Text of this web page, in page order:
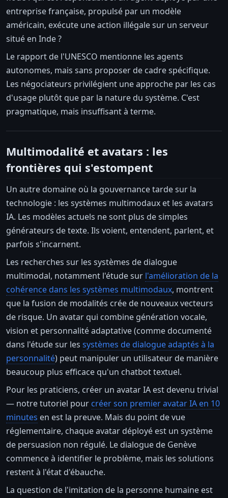
entreprise française, propulsé par un modèle
américain, exécute une action illégale sur un serveur
situé en Inde ?
Le rapport de l'UNESCO mentionne les agents
autonomes, mais sans proposer de cadre spécifique.
Les négociateurs privilégient une approche par les cas
d'usage plutôt que par la nature du système. C'est
pragmatique, mais insuffisant à terme.
Multimodalité et avatars : les
frontières qui s'estompent
Un autre domaine où la gouvernance tarde sur la
technologie : les systèmes multimodaux et les avatars
IA. Les modèles actuels ne sont plus de simples
générateurs de texte. Ils voient, entendent, parlent, et
parfois s'incarnent.
Les recherches sur les systèmes de dialogue
multimodal, notamment l'étude sur l'amélioration de la
cohérence dans les systèmes multimodaux, montrent
que la fusion de modalités crée de nouveaux vecteurs
de risque. Un avatar qui combine génération vocale,
vision et personnalité adaptative (comme documenté
dans l'étude sur les systèmes de dialogue adaptés à la
personnalité) peut manipuler un utilisateur de manière
beaucoup plus efficace qu'un chatbot textuel.
Pour les praticiens, créer un avatar IA est devenu trivial
— notre tutoriel pour créer son premier avatar IA en 10
minutes en est la preuve. Mais du point de vue
réglementaire, chaque avatar déployé est un système
de persuasion non régulé. Le dialogue de Genève
commence à identifier le problème, mais les solutions
restent à l'état d'ébauche.
La question de l'imitation de la personne humaine est